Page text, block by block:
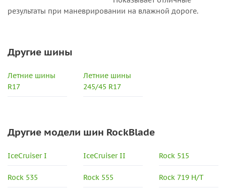
результаты при маневрировании на влажной дороге.
Другие шины
Летние шины
R17
Летние шины
245/45 R17
Другие модели шин RockBlade
IceCruiser I IceCruiser II Rock 515
Rock 535 Rock 555 Rock 719 H/T